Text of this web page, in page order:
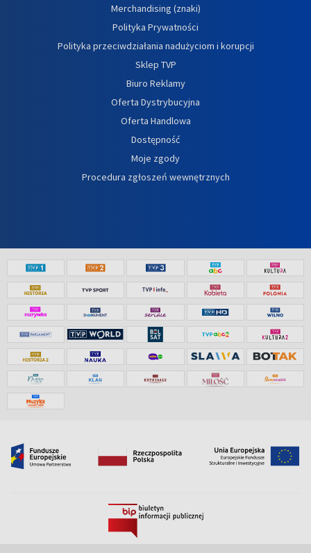
Merchandising (znaki)
Polityka Prywatności
Polityka przeciwdziałania nadużyciom i korupcji
Sklep TVP
Biuro Reklamy
Oferta Dystrybucyjna
Oferta Handlowa
Dostępność
Moje zgody
Procedura zgłoszeń wewnętrznych